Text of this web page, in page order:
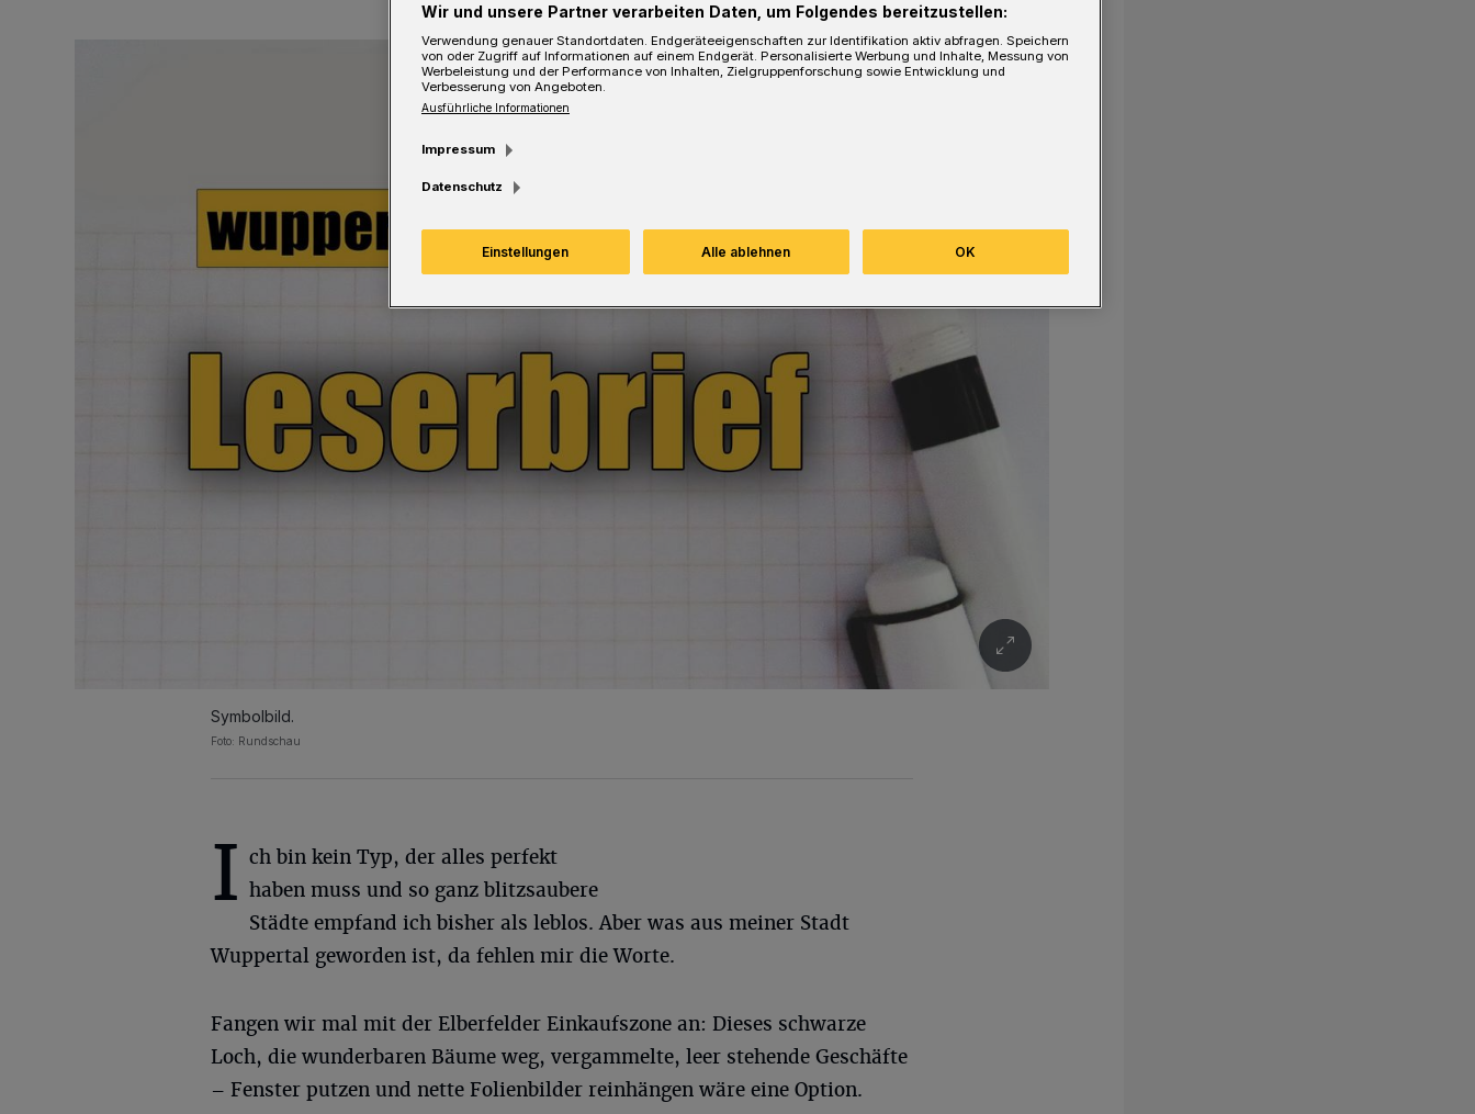
Symbolbild.
Foto: Rundschau
I ch bin kein Typ, der alles perfekt
haben muss und so ganz blitzsaubere
Städte empfand ich bisher als leblos. Aber was aus meiner Stadt
Wuppertal geworden ist, da fehlen mir die Worte.
Fangen wir mal mit der Elberfelder Einkaufszone an: Dieses schwarze
Loch, die wunderbaren Bäume weg, vergammelte, leer stehende Geschäfte
– Fenster putzen und nette Folienbilder reinhängen wäre eine Option.
Wir und unsere Partner verarbeiten Daten, um Folgendes bereitzustellen:
Verwendung genauer Standortdaten. Endgeräteeigenschaften zur Identifikation aktiv abfragen. Speichern
von oder Zugriff auf Informationen auf einem Endgerät. Personalisierte Werbung und Inhalte, Messung von
Werbeleistung und der Performance von Inhalten, Zielgruppenforschung sowie Entwicklung und
Verbesserung von Angeboten.
Ausführliche Informationen
Impressum
Datenschutz
Einstellungen Alle ablehnen OK